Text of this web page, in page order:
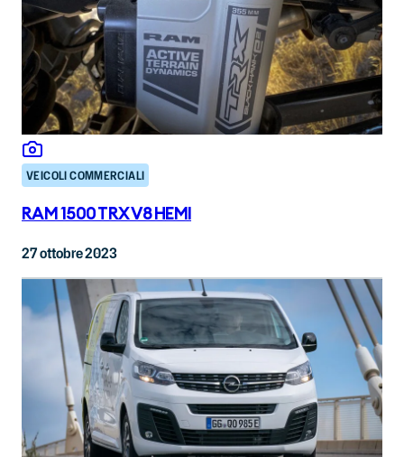
VEICOLI COMMERCIALI
RAM 1500 TRX V8 HEMI
27 ottobre 2023